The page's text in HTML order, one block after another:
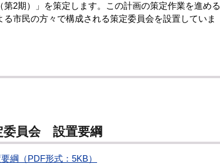
2期）」を策定します。この計画の策定作業を進める
市民の方々で構成される策定委員会を設置していま
委員会 設置要綱
綱（PDF形式：5KB）